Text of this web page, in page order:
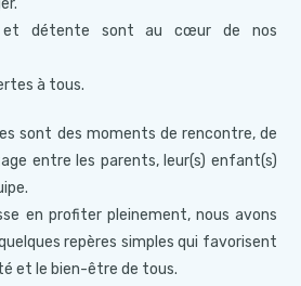
et détente sont au cœur de nos
à tous.
sont des moments de rencontre, de
entre les parents, leur(s) enfant(s)
en profiter pleinement, nous avons
repères simples qui favorisent
et le bien-être de tous.